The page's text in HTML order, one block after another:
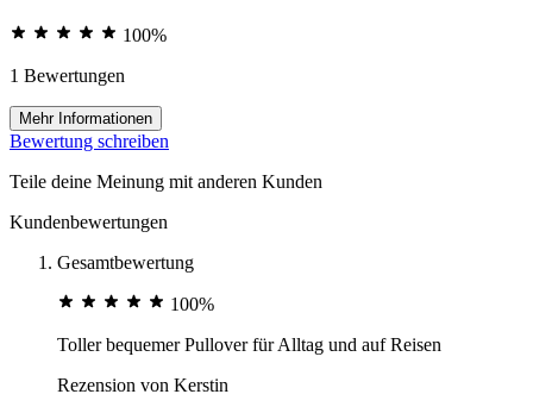
100%
1 Bewertungen
Mehr Informationen
Bewertung schreiben
Teile deine Meinung mit anderen Kunden
Kundenbewertungen
Gesamtbewertung
100%
Toller bequemer Pullover für Alltag und auf Reisen
Rezension von Kerstin